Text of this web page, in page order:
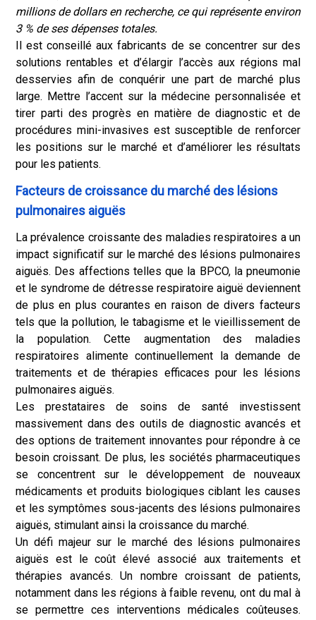
millions de dollars en recherche, ce qui représente environ
3 % de ses dépenses totales.
Il est conseillé aux fabricants de se concentrer sur des
solutions rentables et d’élargir l’accès aux régions mal
desservies afin de conquérir une part de marché plus
large. Mettre l’accent sur la médecine personnalisée et
tirer parti des progrès en matière de diagnostic et de
procédures mini-invasives est susceptible de renforcer
les positions sur le marché et d’améliorer les résultats
pour les patients.
Facteurs de croissance du marché des lésions
pulmonaires aiguës
La prévalence croissante des maladies respiratoires a un
impact significatif sur le marché des lésions pulmonaires
aiguës. Des affections telles que la BPCO, la pneumonie
et le syndrome de détresse respiratoire aiguë deviennent
de plus en plus courantes en raison de divers facteurs
tels que la pollution, le tabagisme et le vieillissement de
la population. Cette augmentation des maladies
respiratoires alimente continuellement la demande de
traitements et de thérapies efficaces pour les lésions
pulmonaires aiguës.
Les prestataires de soins de santé investissent
massivement dans des outils de diagnostic avancés et
des options de traitement innovantes pour répondre à ce
besoin croissant. De plus, les sociétés pharmaceutiques
se concentrent sur le développement de nouveaux
médicaments et produits biologiques ciblant les causes
et les symptômes sous-jacents des lésions pulmonaires
aiguës, stimulant ainsi la croissance du marché.
Un défi majeur sur le marché des lésions pulmonaires
aiguës est le coût élevé associé aux traitements et
thérapies avancés. Un nombre croissant de patients,
notamment dans les régions à faible revenu, ont du mal à
se permettre ces interventions médicales coûteuses.